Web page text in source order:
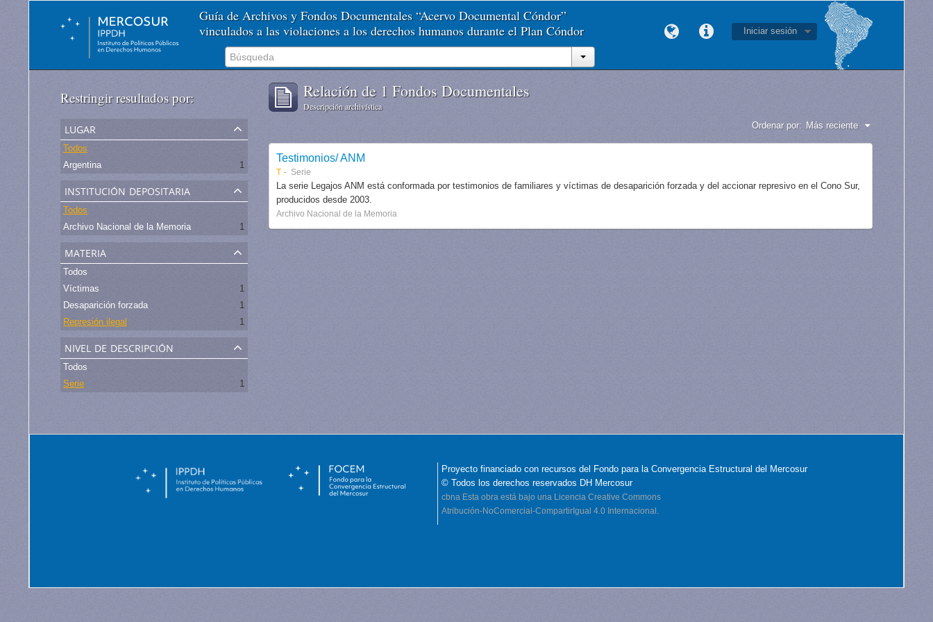
Guía de Archivos y Fondos Documentales “Acervo Documental Cóndor”
vinculados a las violaciones a los derechos humanos durante el Plan Cóndor
Iniciar sesión
Restringir resultados por:
lugar
Todos
Argentina
1
institución depositaria
Todos
Archivo Nacional de la Memoria
1
materia
Todos
Víctimas
1
Desaparición forzada
1
Represión ilegal
1
nivel de descripción
Todos
Serie
1
Relación de 1 Fondos Documentales
Descripción archivística
Ordenar por: Más reciente
Testimonios/ ANM
T Serie
La serie Legajos ANM está conformada por testimonios de familiares y víctimas de desaparición forzada y del accionar represivo en el Cono Sur,
producidos desde 2003.
Archivo Nacional de la Memoria
Proyecto financiado con recursos del Fondo para la Convergencia Estructural del Mercosur
© Todos los derechos reservados DH Mercosur
cbna Esta obra está bajo una Licencia Creative Commons
Atribución-NoComercial-CompartirIgual 4.0 Internacional.